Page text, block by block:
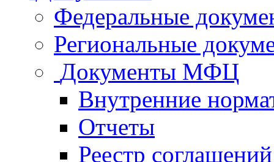
Федеральные
Региональные
Документы МФЦ
Внутренние
Отчеты
Реестр соглашений